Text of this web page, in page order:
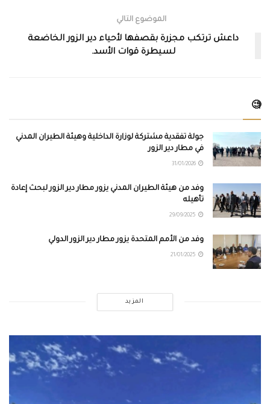
الموضوع التالي
داعش ترتكب مجزرة بقصفها لأحياء دير الزور الخاضعة
لسيطرة قوات الأسد.
🧐
جولة تفقدية مشتركة لوزارة الداخلية وهيئة الطيران المدني
في مطار دير الزور
وفد من هيئة الطيران المدني يزور مطار دير الزور لبحث إعادة
تأهيله
وفد من الأمم المتحدة يزور مطار دير الزور الدولي
المزيد